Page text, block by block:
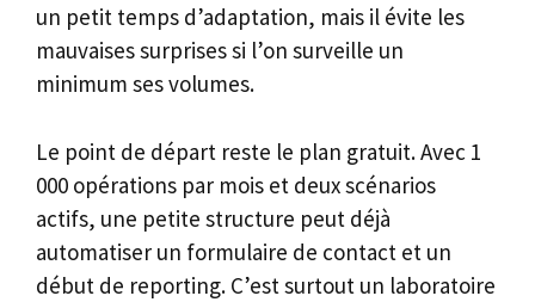
un petit temps d’adaptation, mais il évite les
mauvaises surprises si l’on surveille un
minimum ses volumes.
Le point de départ reste le plan gratuit. Avec 1
000 opérations par mois et deux scénarios
actifs, une petite structure peut déjà
automatiser un formulaire de contact et un
début de reporting. C’est surtout un laboratoire